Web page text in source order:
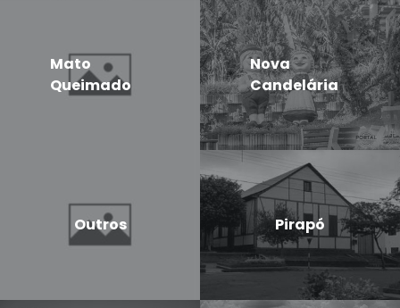
Mato
Queimado
Nova
Candelária
Outros Pirapó